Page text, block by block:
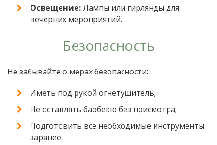
Освещение:Лампы или гирлянды для
вечерних мероприятий.
Безопасность
Не забывайте о мерах безопасности:
Иметь под рукой огнетушитель;
Не оставлять барбекю без присмотра;
Подготовить все необходимые инструменты
заранее.